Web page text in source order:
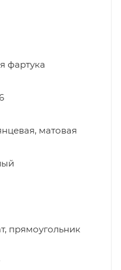
фартука
матовая
прямоугольник